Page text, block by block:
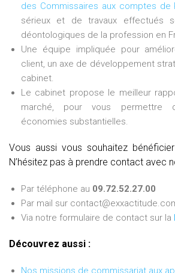
des Commissaires aux comptes de
sérieux et de travaux effectués
déontologiques de la profession en
Une équipe impliquée pour
client, un axe de développement
cabinet.
Le cabinet propose le meilleur
marché, pour vous permettre
économies substantielles.
Vous aussi vous souhaitez
N’hésitez pas à prendre contact avec
Par téléphone au 09.72.52.27.00
Par mail sur
Via notre formulaire de contact sur la
Découvrez aussi :
Nos missions de commissariat aux